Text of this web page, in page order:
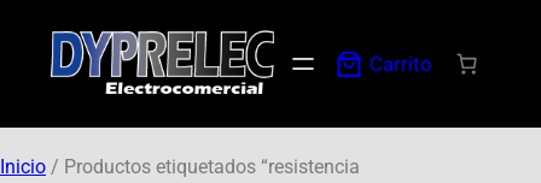
Carrito
Inicio / Productos etiquetados “resistencia